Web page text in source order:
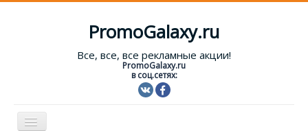
PromoGalaxy.ru
Все, все, все рекламные акции!
PromoGalaxy.ru
в соц.сетях:
Включить/